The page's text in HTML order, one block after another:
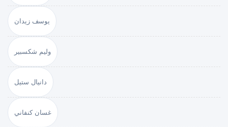
يوسف زيدان
وليم شكسبير
دانيال ستيل
غسان كنفاني